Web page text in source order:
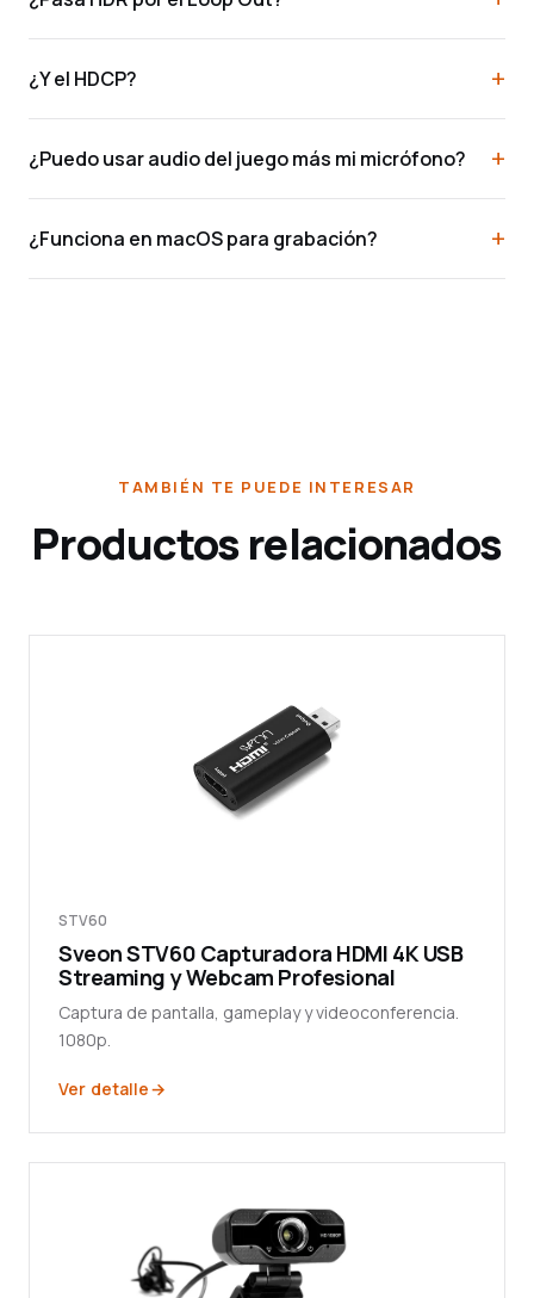
¿Y el HDCP?
¿Puedo usar audio del juego más mi micrófono?
¿Funciona en macOS para grabación?
TAMBIÉN TE PUEDE INTERESAR
Productos relacionados
STV60
Sveon STV60 Capturadora HDMI 4K USB
Streaming y Webcam Profesional
Captura de pantalla, gameplay y videoconferencia.
1080p.
Ver detalle